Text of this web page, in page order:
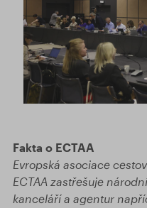
Fakta o ECTAA
Evropská asociace
ECTAA zastřešuje
kanceláří a agentur